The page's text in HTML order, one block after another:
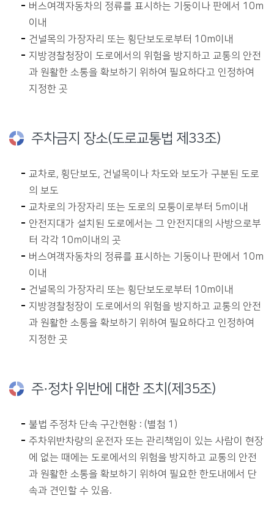
버스여객자동차의 정류를 표시하는 기둥이나 판에서 10m
이내
건널목의 가장자리 또는 횡단보도로부터 10m이내
지방경찰청장이 도로에서의 위험을 방지하고 교통의 안전
과 원활한 소통을 확보하기 위하여 필요하다고 인정하여
지정한 곳
주차금지 장소(도로교통법 제33조)
교차로, 횡단보도, 건널목이나 차도와 보도가 구분된 도로
의 보도
교차로의 가장자리 또는 도로의 모퉁이로부터 5m이내
안전지대가 설치된 도로에서는 그 안전지대의 사방으로부
터 각각 10m이내의 곳
버스여객자동차의 정류를 표시하는 기둥이나 판에서 10m
이내
건널목의 가장자리 또는 횡단보도로부터 10m이내
지방경찰청장이 도로에서의 위험을 방지하고 교통의 안전
과 원활한 소통을 확보하기 위하여 필요하다고 인정하여
지정한 곳
주·정차 위반에 대한 조치(제35조)
불법 주정차 단속 구간현황 : (별첨 1)
주차위반차량의 운전자 또는 관리책임이 있는 사람이 현장
에 없는 때에는 도로에서의 위험을 방지하고 교통의 안전
과 원활한 소통을 확보하기 위하여 필요한 한도내에서 단
속과 견인할 수 있음.